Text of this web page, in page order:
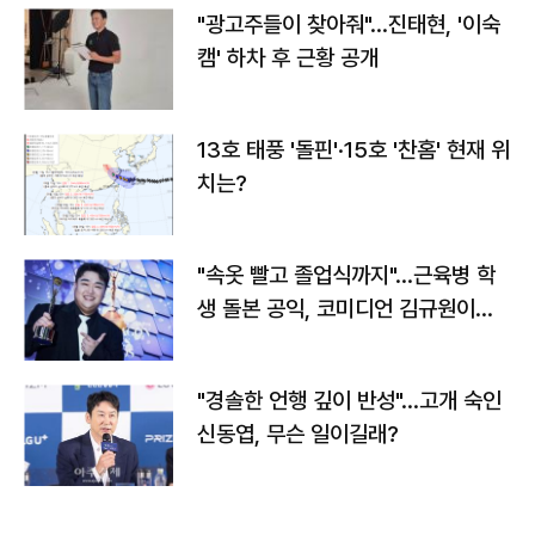
"광고주들이 찾아줘"…진태현, '이숙
캠' 하차 후 근황 공개
13호 태풍 '돌핀'·15호 '찬홈' 현재 위
치는?
"속옷 빨고 졸업식까지"…근육병 학
생 돌본 공익, 코미디언 김규원이었
"경솔한 언행 깊이 반성"…고개 숙인
신동엽, 무슨 일이길래?